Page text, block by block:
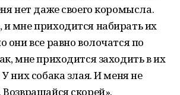
нет даже своего коромысла.
мне приходится набирать их
они все равно волочатся по
мне приходится заходить в их
них собака злая. И меня не
скорей».